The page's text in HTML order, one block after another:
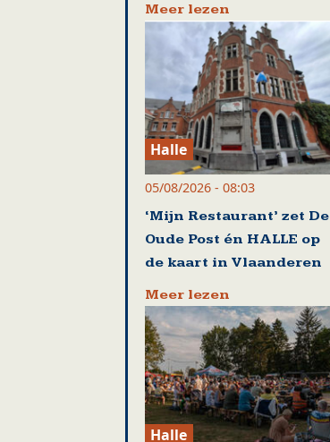
Meer lezen
Halle
05/08/2026 - 08:03
‘Mijn Restaurant’ zet De
Oude Post én HALLE op
de kaart in Vlaanderen
Meer lezen
Halle